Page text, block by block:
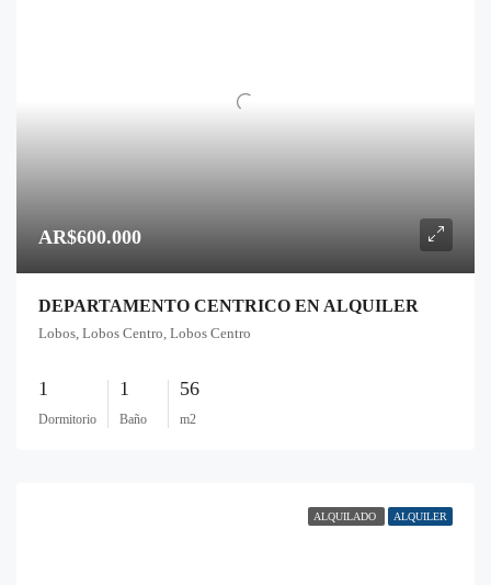
AR$600.000
DEPARTAMENTO CENTRICO EN ALQUILER
Lobos, Lobos Centro, Lobos Centro
1
Dormitorio
1
Baño
56
m2
ALQUILADO ALQUILER